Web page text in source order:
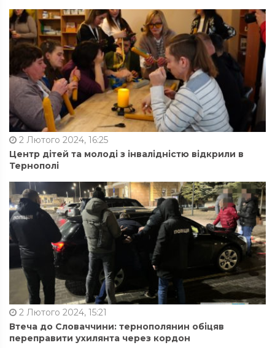
2 Лютого 2024, 16:25
Центр дітей та молоді з інвалідністю відкрили в
Тернополі
2 Лютого 2024, 15:21
Втеча до Словаччини: тернополянин обіцяв
переправити ухилянта через кордон